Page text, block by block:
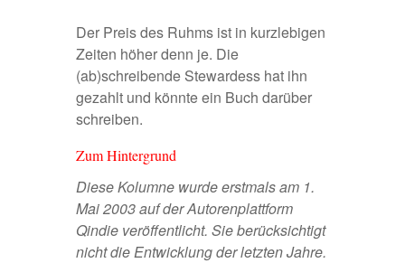
Der Preis des Ruhms ist in kurzlebigen
Zeiten höher denn je. Die
(ab)schreibende Stewardess hat ihn
gezahlt und könnte ein Buch darüber
schreiben.
Zum Hintergrund
Diese Kolumne wurde erstmals am 1.
Mai 2003 auf der Autorenplattform
Qindie veröffentlicht. Sie berücksichtigt
nicht die Entwicklung der letzten Jahre.